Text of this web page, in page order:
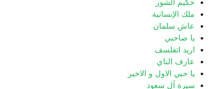
حكيم الشور
ملك الإنسانية
عاش سلمان
يا صاحبي
اريد اتفلسف
عازف الناي
يا حبي الاول و الاخير
سيرة آل سعود